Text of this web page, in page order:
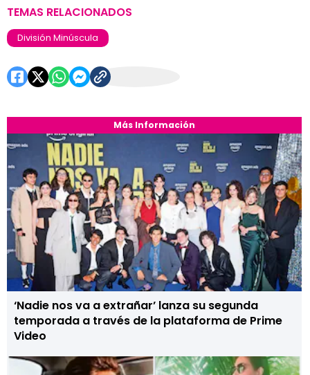
Más Información
‘Nadie nos va a extrañar’ lanza su segunda
temporada a través de la plataforma de Prime
Video
TEMAS RELACIONADOS
División Minúscula